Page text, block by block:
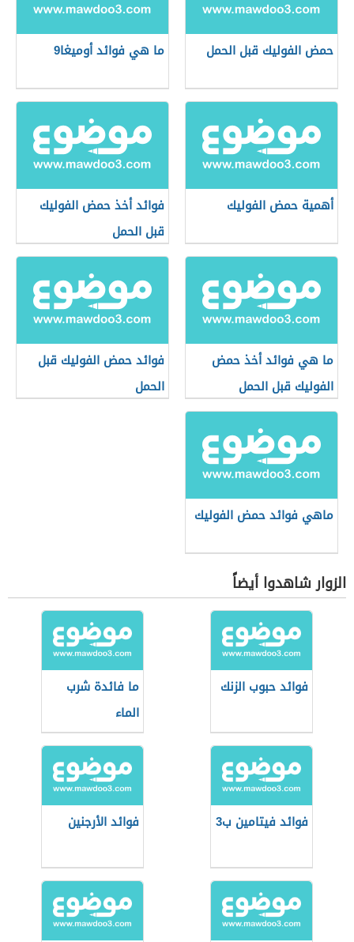
حمض الفوليك قبل الحمل ما هي فوائد أوميغا9
أهمية حمض الفوليك
فوائد أخذ حمض الفوليك
قبل الحمل
ما هي فوائد أخذ حمض
الفوليك قبل الحمل
فوائد حمض الفوليك قبل
الحمل
ماهي فوائد حمض الفوليك
الزوار شاهدوا أيضاً
فوائد حبوب الزنك
ما فائدة شرب
الماء
فوائد فيتامين ب3 فوائد الأرجنين